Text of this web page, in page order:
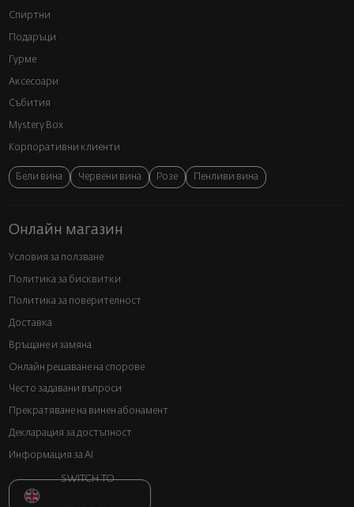
Спиртни
Подаръци
Гурме
Аксесоари
Събития
Mystery Box
Корпоративни клиенти
Бели вина Червени вина Розе Пенливи вина
Онлайн магазин
Условия за ползване
Политика за бисквитки
Политика за поверителност
Доставка
Връщане и замяна
Онлайн решаване на спорове
Често задавани въпроси
Прекратяване на винен абонамент
Декларация за достъпност
Информация за AI
SWITCH TO